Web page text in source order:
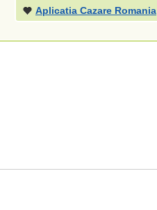
Aplicatia Cazare Romania